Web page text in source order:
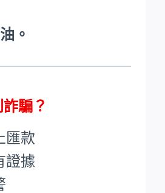
。
騙？
匯款
證據